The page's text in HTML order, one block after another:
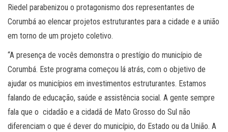
Riedel parabenizou o protagonismo dos representantes de
Corumbá ao elencar projetos estruturantes para a cidade e a união
em torno de um projeto coletivo.
“A presença de vocês demonstra o prestígio do município de
Corumbá. Este programa começou lá atrás, com o objetivo de
ajudar os municípios em investimentos estruturantes. Estamos
falando de educação, saúde e assistência social. A gente sempre
fala que o cidadão e a cidadã de Mato Grosso do Sul não
diferenciam o que é dever do município, do Estado ou da União. A